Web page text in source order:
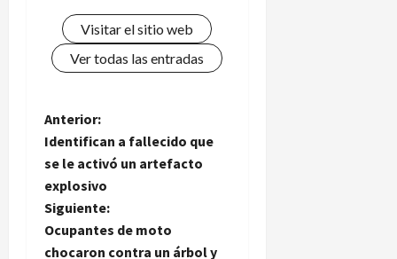
Visitar el sitio web
Ver todas las entradas
N
a
v
e
Anterior:
Identifican a fallecido que
se le activó un artefacto
explosivo
Siguiente:
Ocupantes de moto
chocaron contra un árbol y